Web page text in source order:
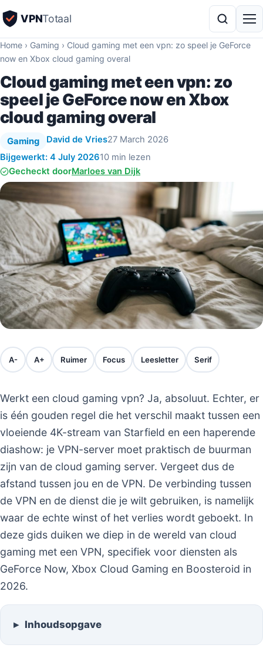
VPNTotaal
Home › Gaming › Cloud gaming met een vpn: zo speel je GeForce
now en Xbox cloud gaming overal
Cloud gaming met een vpn: zo
speel je GeForce now en Xbox
cloud gaming overal
Gaming David de Vries27 March 2026
Bijgewerkt: 4 July 202610 min lezen
Gecheckt doorMarloes van Dijk
A- A+ Ruimer Focus Leesletter Serif
Werkt een cloud gaming vpn? Ja, absoluut. Echter, er
is één gouden regel die het verschil maakt tussen een
vloeiende 4K-stream van Starfield en een haperende
diashow: je VPN-server moet praktisch de buurman
zijn van de cloud gaming server. Vergeet dus de
afstand tussen jou en de VPN. De verbinding tussen
de VPN en de dienst die je wilt gebruiken, is namelijk
waar de echte winst of het verlies wordt geboekt. In
deze gids duiken we diep in de wereld van cloud
gaming met een VPN, specifiek voor diensten als
GeForce Now, Xbox Cloud Gaming en Boosteroid in
2026.
Inhoudsopgave